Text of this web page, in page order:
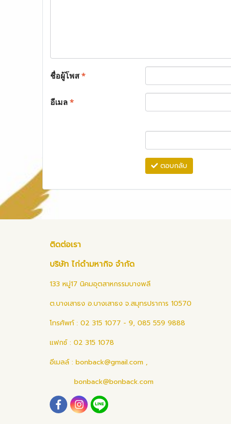
ชื่อผู้โพส*
อีเมล*
ตอบกลับ
ติดต่อเรา
บริษัท ไก่ดำมหากิจ จำกัด
133 หมู่17 นิคมอุตสาหกรรมบางพลี
ต.บางเสาธง อ.บางเสาธง จ.สมุทรปราการ 10570
โทรศัพท์ : 02 315 1077 - 9, 085 559 9888
แฟกซ์ : 02 315 1078
อีเมลล์ : bonback@gmail.com ,
bonback@bonback.com